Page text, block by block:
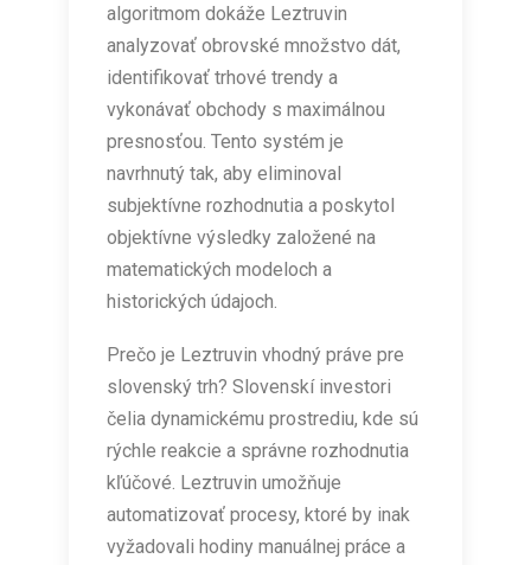
algoritmom dokáže Leztruvin
analyzovať obrovské množstvo dát,
identifikovať trhové trendy a
vykonávať obchody s maximálnou
presnosťou. Tento systém je
navrhnutý tak, aby eliminoval
subjektívne rozhodnutia a poskytol
objektívne výsledky založené na
matematických modeloch a
historických údajoch.
Prečo je Leztruvin vhodný práve pre
slovenský trh? Slovenskí investori
čelia dynamickému prostrediu, kde sú
rýchle reakcie a správne rozhodnutia
kľúčové. Leztruvin umožňuje
automatizovať procesy, ktoré by inak
vyžadovali hodiny manuálnej práce a